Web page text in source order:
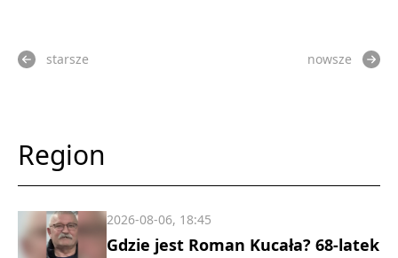
starsze nowsze
Region
Gdzie jest Roman Kucała? 68-latek
2026-08-06, 18:45